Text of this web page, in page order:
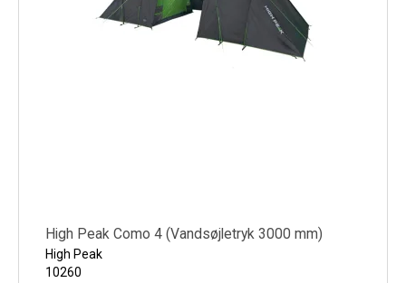
High Peak Como 4 (Vandsøjletryk 3000 mm)
High Peak
10260